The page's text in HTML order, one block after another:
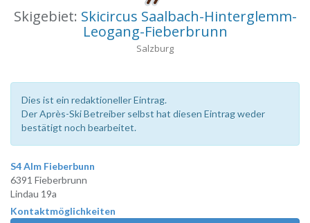
Skigebiet: Skicircus Saalbach-Hinterglemm-
Leogang-Fieberbrunn
Salzburg
Dies ist ein redaktioneller Eintrag.
Der Après-Ski Betreiber selbst hat diesen Eintrag weder
bestätigt noch bearbeitet.
S4 Alm Fieberbunn
6391 Fieberbrunn
Lindau 19a
Kontaktmöglichkeiten